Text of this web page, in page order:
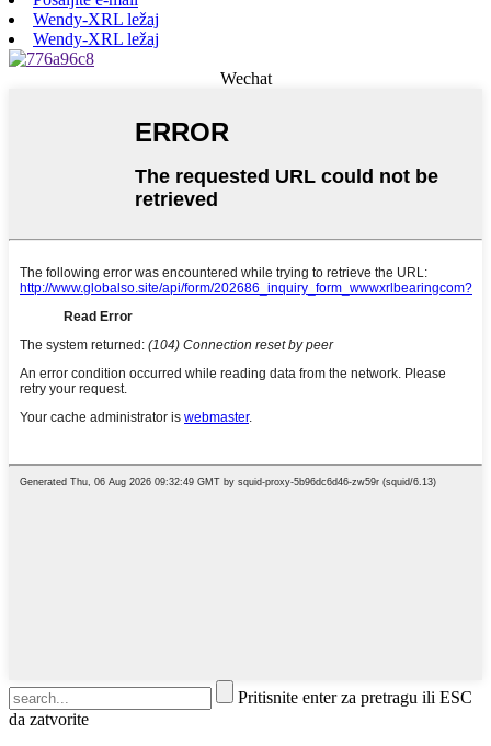
Wendy-XRL ležaj
Wendy-XRL ležaj
Wechat
Pritisnite enter za pretragu ili ESC
da zatvorite